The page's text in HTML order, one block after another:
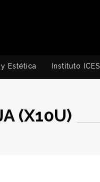
Estética Instituto ICES
(X10U)